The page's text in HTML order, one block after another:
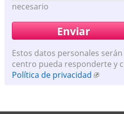
necesario
Estos datos personales
centro pueda responderte y
Política de privacidad